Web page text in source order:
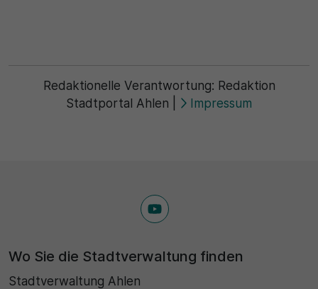
Redaktionelle Verantwortung: Redaktion
Stadtportal Ahlen
Impressum
Wo Sie die Stadtverwaltung finden
Stadtverwaltung Ahlen